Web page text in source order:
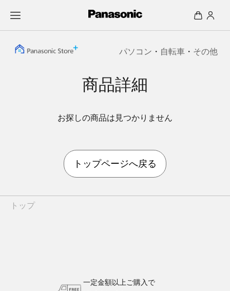
パソコン ・ 自転車 ・ その他
商品詳細
お探しの商品は見つかりません
トップページへ戻る
トップ
一定金額以上ご購入で